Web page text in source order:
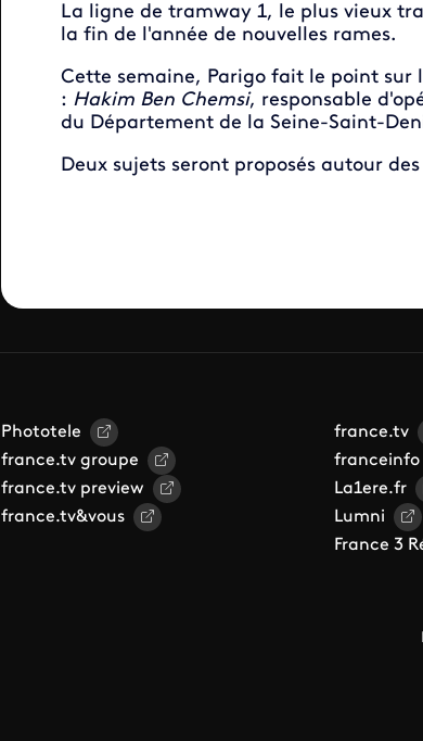
La ligne de tramway 1, le plus vieux
la fin de l'année de nouvelles rames.
Cette semaine, Parigo fait le point sur
: Hakim Ben Chemsi, responsable
du Département de la Seine-Saint-
Deux sujets seront proposés autour
Phototele
france.tv groupe
france.tv preview
france.tv&vous
france.tv
franceinfo
La1ere.fr
Lumni
France 3